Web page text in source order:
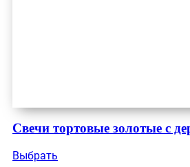
Свечи тортовые золотые с
Выбрать